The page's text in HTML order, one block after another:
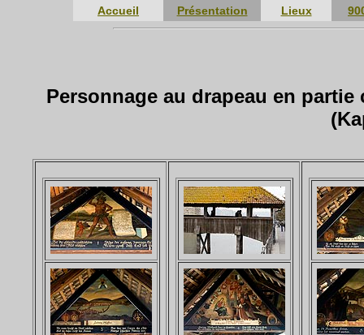
Accueil Présentation Lieux
Personnage au drapeau en